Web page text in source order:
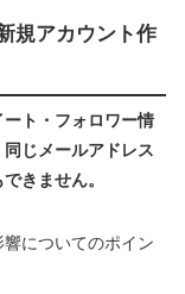
規アカウント作
ト・フォロワー情
じメールアドレス
きません。
についてのポイン